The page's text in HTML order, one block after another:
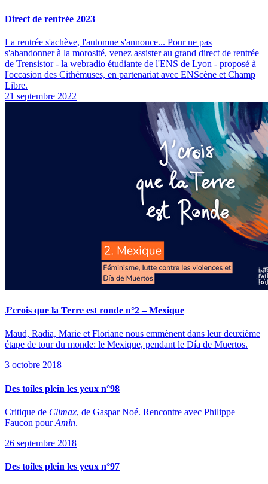
Direct de rentrée 2023
La rentrée s'achève, l'automne s'annonce... Pour ne pas
s'abandonner à la morosité, venez assister au grand direct de rentrée
de Trensistor - la webradio étudiante de l'ENS de Lyon - proposé à
l'occasion des Cithémuses, en partenariat avec ENScène et Champ
Libre.
21 septembre 2022
J’crois que la Terre est ronde n°2 – Mexique
Maud, Radia, Marie et Floriane nous emmènent dans leur deuxième
étape de tour du monde: le Mexique, pendant le Día de Muertos.
3 octobre 2018
Des toiles plein les yeux n°98
Critique de Climax, de Gaspar Noé. Rencontre avec Philippe
Faucon pourAmin.
26 septembre 2018
Des toiles plein les yeux n°97